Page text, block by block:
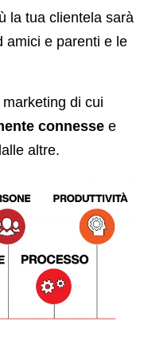
la tua clientela sarà
amici e parenti e le
di cui
connesse e
altre.